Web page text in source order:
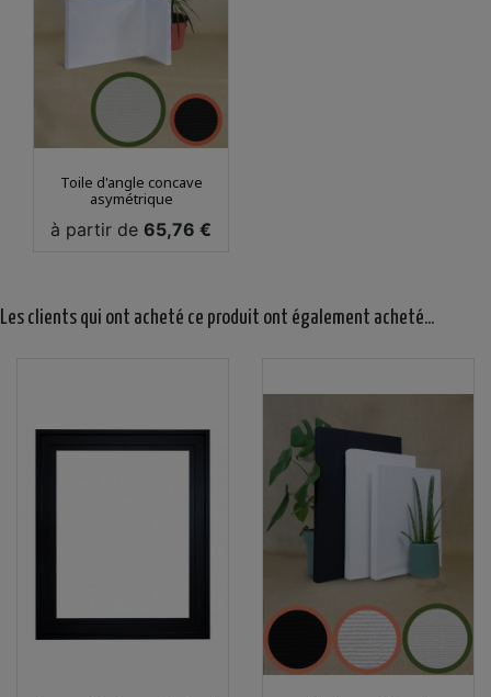
Toile d'angle concave
asymétrique
Prix
à partir de 65,76 €
Les clients qui ont acheté ce produit ont également acheté...